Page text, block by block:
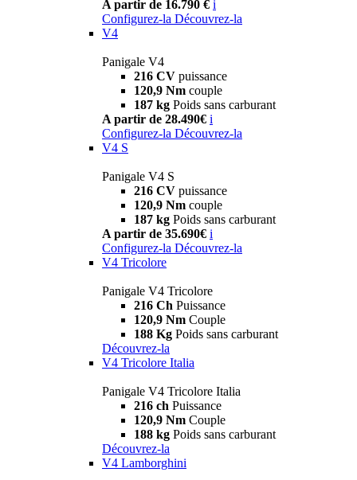
A partir de 16.790 € i
Configurez-la Découvrez-la
V4
Panigale V4
216 CV puissance
120,9 Nm couple
187 kg Poids sans carburant
A partir de 28.490€ i
Configurez-la Découvrez-la
V4 S
Panigale V4 S
216 CV puissance
120,9 Nm couple
187 kg Poids sans carburant
A partir de 35.690€ i
Configurez-la Découvrez-la
V4 Tricolore
Panigale V4 Tricolore
216 Ch Puissance
120,9 Nm Couple
188 Kg Poids sans carburant
Découvrez-la
V4 Tricolore Italia
Panigale V4 Tricolore Italia
216 ch Puissance
120,9 Nm Couple
188 kg Poids sans carburant
Découvrez-la
V4 Lamborghini